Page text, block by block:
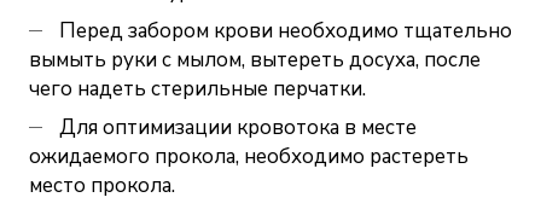
Перед забором крови необходимо тщательно
вымыть руки с мылом, вытереть досуха, после
чего надеть стерильные перчатки.
Для оптимизации кровотока в месте
ожидаемого прокола, необходимо растереть
место прокола.